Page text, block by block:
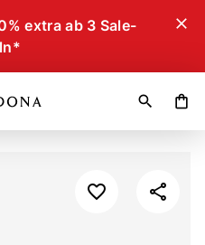
extra ab 3 Sale-
close
search shopping_bag